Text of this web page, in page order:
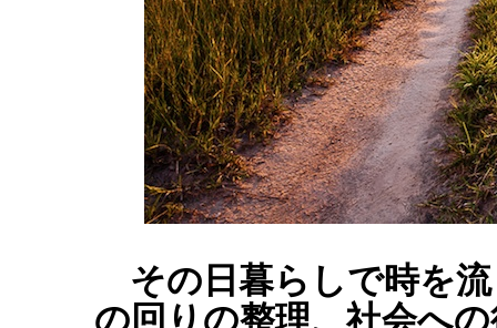
その日暮らしで時を
の回りの整理、社会へ